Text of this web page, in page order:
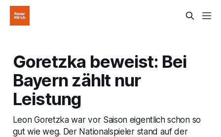
Goretzka beweist: Bei
Bayern zählt nur
Leistung
Leon Goretzka war vor Saison eigentlich schon so
gut wie weg. Der Nationalspieler stand auf der